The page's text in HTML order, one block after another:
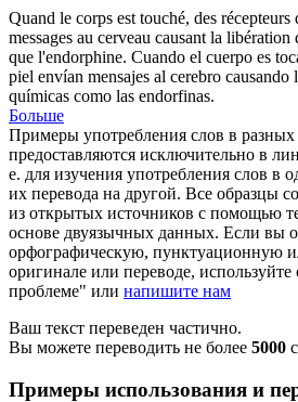
Quand le corps est touché, des récepteurs
messages au cerveau causant la
que l'endorphine. Cuando el cuerpo es
piel envían mensajes al cerebro causando
químicas como las endorfinas.
Больше
Примеры употребления слов в разных
предоставляются исключительно в
е. для изучения употребления слов в
их перевода на другой. Все образцы
из открытых источников с помощью
основе двуязычных данных. Если вы
орфографическую, пунктуационную
оригинале или переводе,
проблеме" или напишите нам
Ваш текст переведен частично.
Вы можете переводить не более 5000
Примеры использования и